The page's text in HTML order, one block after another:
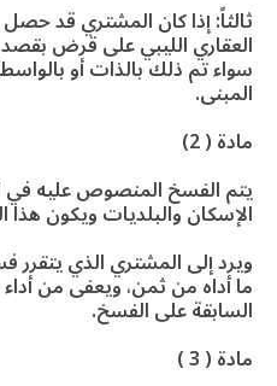
ثالثاً: إذا كان المشتري قد
العقاري الليبي على قرض
سواء تم ذلك بالذات أو
المبنى.
مادة ( 2)
يتم الفسخ المنصوص عليه في
الإسكان والبلديات ويكون هذا
ويرد إلى المشتري الذي
ما أداه من ثمن، ويعفى من
السابقة على الفسخ.
مادة ( 3 )